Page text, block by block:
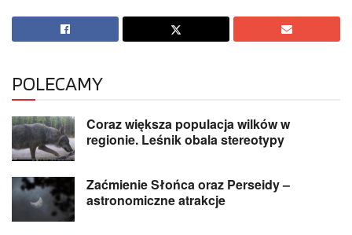
POLECAMY
Coraz większa populacja wilków w
regionie. Leśnik obala stereotypy
Zaćmienie Słońca oraz Perseidy –
astronomiczne atrakcje